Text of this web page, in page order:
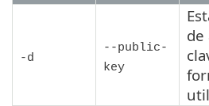
-d
--public-
key
de